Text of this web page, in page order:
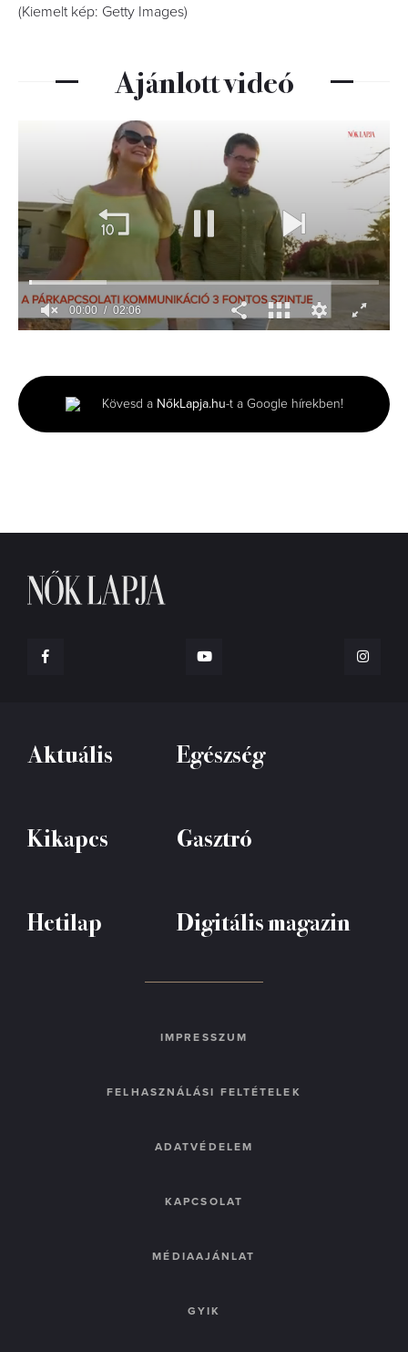
(Kiemelt kép: Getty Images)
Ajánlott videó
minutes,
6
seconds
00:01 02:06
Kövesd a NőkLapja.hu-t a Google hírekben!
Aktuális Egészség
Kikapcs Gasztró
Hetilap Digitális magazin
IMPRESSZUM
FELHASZNÁLÁSI FELTÉTELEK
ADATVÉDELEM
KAPCSOLAT
MÉDIAAJÁNLAT
GYIK